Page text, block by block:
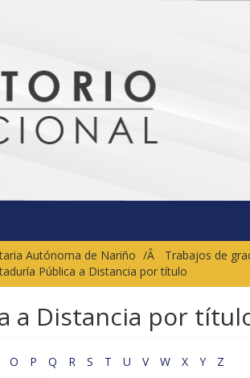
Autónoma de Nariño Trabajos de
Pública a Distancia por título
a Distancia por
O P Q R S T U V W X Y
Z